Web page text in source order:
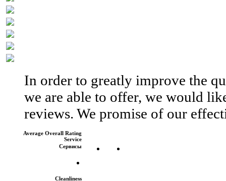
In order to greatly improve the
we are able to offer, we would
reviews. We promise of our
Average Overall Rating
Service
Сервисы
Cleanliness